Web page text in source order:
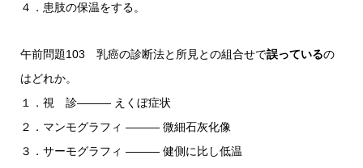
４．患肢の保温をする。
午前問題103 乳癌の診断法と所見との組合せで誤っているの
はどれか。
１．視 診――― えくぼ症状
２．マンモグラフィ ――― 微細石灰化像
３．サーモグラフィ ――― 健側に比し低温